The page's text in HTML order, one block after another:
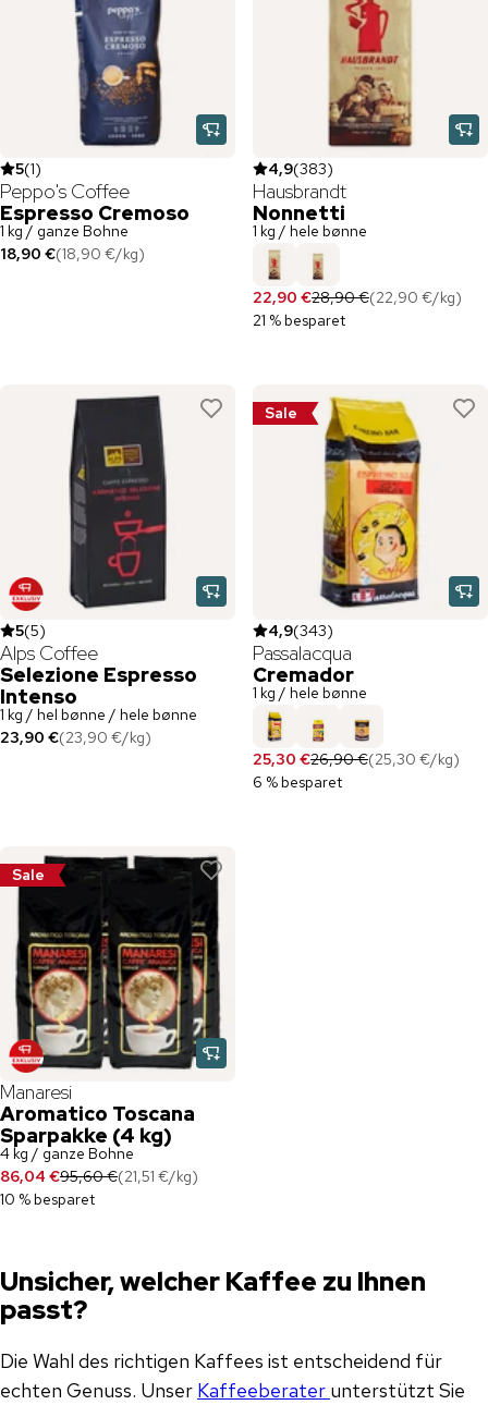
5(1)
Peppo's Coffee
Espresso Cremoso
1 kg / ganze Bohne
18,90 €(18,90 €/kg)
4,9(383)
Hausbrandt
Nonnetti
1 kg / hele bønne
22,90 €28,90 €(22,90 €/kg)
21 % besparet
5(5)
Alps Coffee
Selezione Espresso
Intenso
1 kg / hel bønne / hele bønne
23,90 €(23,90 €/kg)
Sale
4,9(343)
Passalacqua
Cremador
1 kg / hele bønne
25,30 €26,90 €(25,30 €/kg)
6 % besparet
Sale
Manaresi
Aromatico Toscana
Sparpakke (4 kg)
4 kg / ganze Bohne
86,04 €95,60 €(21,51 €/kg)
10 % besparet
Unsicher, welcher Kaffee zu Ihnen
passt?
Die Wahl des richtigen Kaffees ist entscheidend für
echten Genuss. Unser Kaffeeberater unterstützt Sie